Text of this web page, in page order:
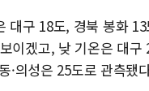
구 18도, 경북 봉화
이겠고, 낮 기온은 대
·의성은 25도로 관측됐